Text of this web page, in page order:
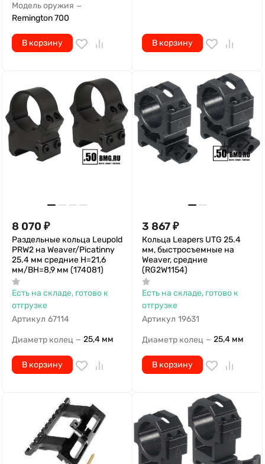
Модель оружия —
Remington 700
В корзину В корзину
8 070 ₽
Раздельные кольца Leupold
PRW2 на Weaver/Picatinny
25.4 мм средние H=21,6
мм/BH=8,9 мм (174081)
Есть на складе, готово к
отгрузке
Артикул 67114
Диаметр колец — 25,4 мм
В корзину
3 867₽
Кольца Leapers UTG 25.4
мм, быстросъемные на
Weaver, средние
(RG2W1154)
Есть на складе, готово к
отгрузке
Артикул 19631
Диаметр колец — 25,4 мм
В корзину